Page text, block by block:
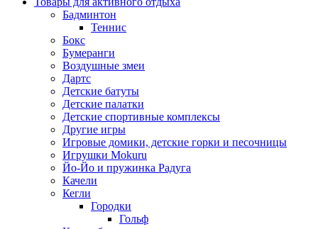
Бадминтон
Теннис
Бокс
Бумеранги
Воздушные змеи
Дартс
Детские батуты
Детские палатки
Детские спортивные комплексы
Другие игры
Игровые домики, детские горки и песочницы
Игрушки Mokuru
Йо-Йо и пружинка Радуга
Качели
Кегли
Городки
Гольф